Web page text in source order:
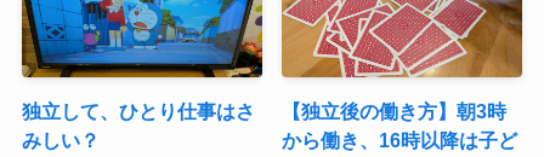
独立して、ひとり仕事はさ
みしい？
【独立後の働き方】朝3時
から働き、16時以降は子ど